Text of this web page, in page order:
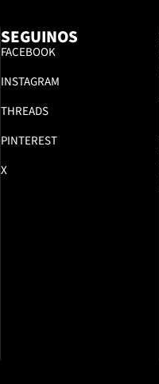
SEGUINOS
FACEBOOK
INSTAGRAM
THREADS
PINTEREST
X